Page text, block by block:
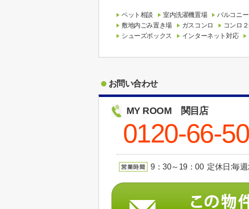
ペット相談 室内洗濯機置場 バルコニー
敷地内ごみ置き場
ガスコンロ コンロ
シューズボックス
インターネット対応
お問い合わせ
MY ROOM 関目店
0120-66-
9：30～19：00 定休日:毎週